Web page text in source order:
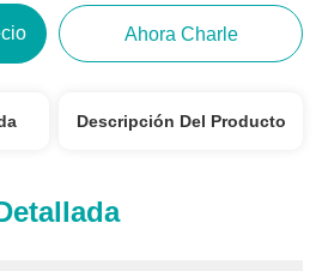
Ahora Charle
Descripción Del Producto